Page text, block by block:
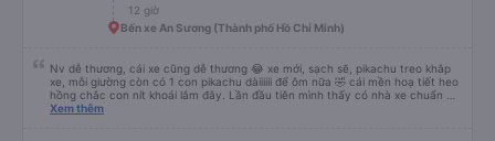
12 giờ
Bến xe An Sương (Thành phố Hồ Chí Minh)
Nv dễ thương, cái xe cũng dễ thương 😂 xe mới, sạch sẽ, pikachu treo khắp
xe, mỗi giường còn có 1 con pikachu dàiiiiii để ôm nữa 🤣 cái mền hoạ tiết heo
hồng chắc con nít khoái lắm đây. Lần đầu tiên mình thấy có nhà xe chuẩn bị
cả bàn chải đánh răng. Có 2 ông bà cụ lên xe còn được nv dẫn tới tận nơi để
Xem thêm